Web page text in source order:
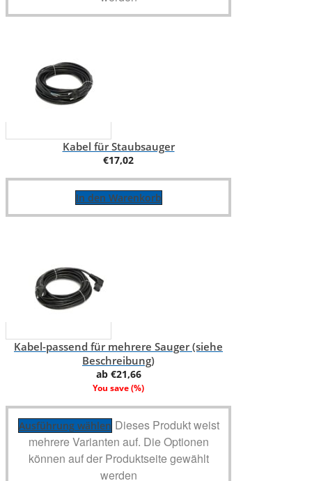
Kabel für Staubsauger
€17,02
In den Warenkorb
Kabel-passend für mehrere Sauger (siehe
Beschreibung)
ab €21,66
You save (%)
Ausführung wählen Dieses Produkt weist
mehrere Varianten auf. Die Optionen
können auf der Produktseite gewählt
werden